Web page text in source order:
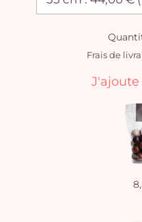
Frais de
J'ajoute